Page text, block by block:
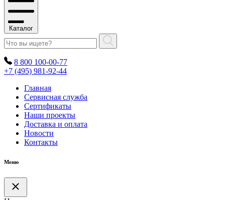
Каталог
8 800 100-00-77
+7 (495) 981-92-44
Главная
Сервисная служба
Сертификаты
Наши проекты
Доставка и оплата
Новости
Контакты
Меню